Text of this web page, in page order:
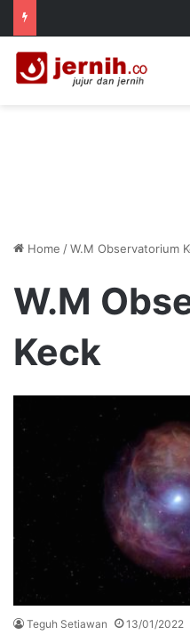
Home /W.M Observatorium
W.M
Keck
Teguh Setiawan 13/01/2022